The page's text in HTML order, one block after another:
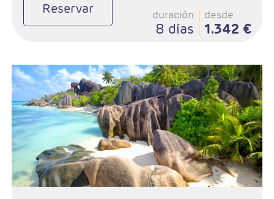
Reservar duración
8 días
desde
1.342 €
Salidas: Diarias
Combinado Mahé - La Digue
Hoteles de su elección